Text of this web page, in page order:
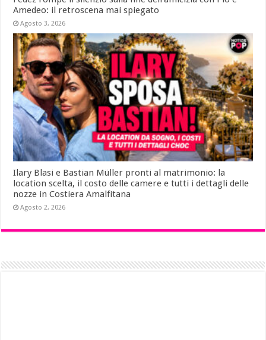
Amedeo: il retroscena mai spiegato
Agosto 3, 2026
Ilary Blasi e Bastian Müller pronti al matrimonio: la
location scelta, il costo delle camere e tutti i dettagli delle
nozze in Costiera Amalfitana
Agosto 2, 2026